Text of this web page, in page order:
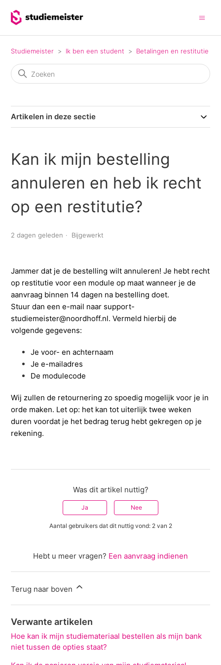
Studiemeister Ik ben een student Betalingen en restitutie
Artikelen in deze sectie
Kan ik mijn bestelling
annuleren en heb ik recht
op een restitutie?
2 dagen geleden Bijgewerkt
Jammer dat je de bestelling wilt annuleren! Je hebt recht
op restitutie voor een module op maat wanneer je de
aanvraag binnen 14 dagen na bestelling doet.
Stuur dan een e-mail naar support-
studiemeister@noordhoff.nl. Vermeld hierbij de
volgende gegevens:
Je voor- en achternaam
Je e-mailadres
De modulecode
Wij zullen de retournering zo spoedig mogelijk voor je in
orde maken. Let op: het kan tot uiterlijk twee weken
duren voordat je het bedrag terug hebt gekregen op je
rekening.
Was dit artikel nuttig?
Ja Nee
Aantal gebruikers dat dit nuttig vond: 2 van 2
Hebt u meer vragen? Een aanvraag indienen
Terug naar boven
Verwante artikelen
Hoe kan ik mijn studiemateriaal bestellen als mijn bank
niet tussen de opties staat?